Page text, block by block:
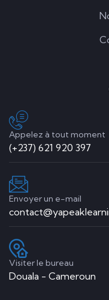
Appelez à tout moment
(+237) 621 920 397
Envoyer un e-mail
Visiter le bureau
Douala - Cameroun